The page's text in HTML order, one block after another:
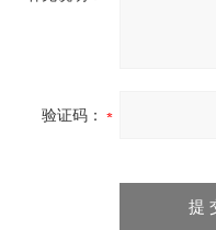
验证码：